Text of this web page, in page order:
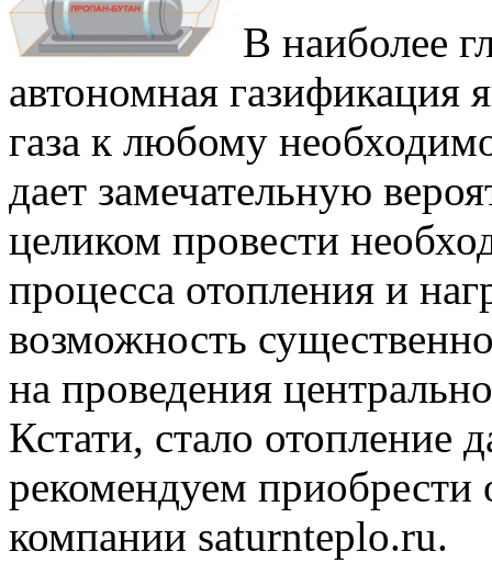
В наиболее
автономная газификация
газа к любому
дает замечательную
целиком провести
процесса отопления и
возможность
на проведения
Кстати, стало отопление
рекомендуем приобрести
компании saturnteplo.ru.